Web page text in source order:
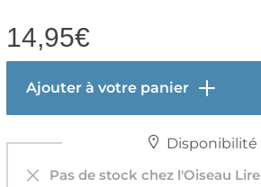
14,95€
Ajouter à votre panier
Disponibilité
Pas de stock chez l'Oiseau Lire